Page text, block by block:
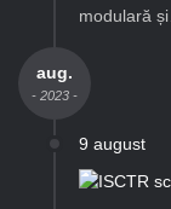
modulară
aug.
- 2023 -
9 august